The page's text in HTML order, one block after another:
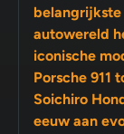
belangrijkste
autowereld
iconische
Porsche 911 tot visionairs als Enzo
Soichiro
eeuw aan